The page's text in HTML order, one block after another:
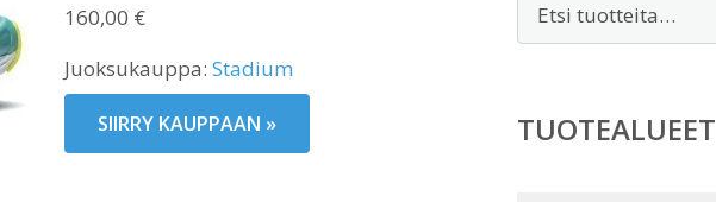
160,00 €
Juoksukauppa: Stadium
SIIRRY KAUPPAAN » TUOTEALUEET